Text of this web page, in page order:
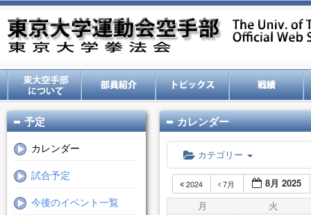
予定
カレンダー
試合予定
今後のイベント一覧
カレンダー
カテゴリー
2024 7月
8月 2025
月
火